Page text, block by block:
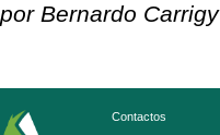
por Bernardo Carrigy
Contactos